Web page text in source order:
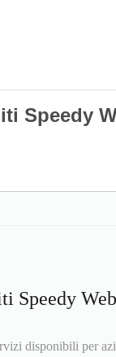
Speedy
Speedy
disponibili per